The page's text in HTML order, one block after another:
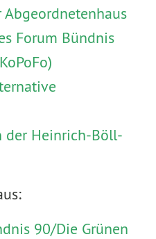
Forum Bündnis
der Heinrich-Böll-
90/Die Grünen